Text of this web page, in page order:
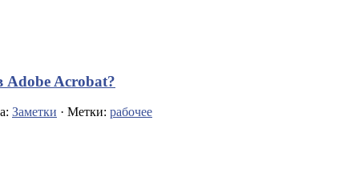
Adobe Acrobat?
Заметки · Метки: рабочее